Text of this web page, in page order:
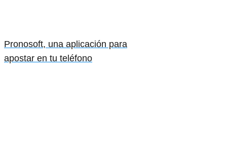
Pronosoft, una aplicación para
apostar en tu teléfono